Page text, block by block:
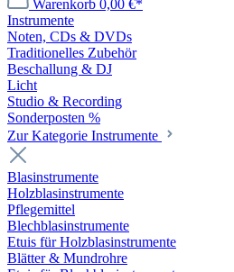
Warenkorb 0,00 €*
Instrumente
Noten, CDs & DVDs
Traditionelles Zubehör
Beschallung & DJ
Licht
Studio & Recording
Sonderposten %
Zur Kategorie Instrumente
Blasinstrumente
Holzblasinstrumente
Pflegemittel
Blechblasinstrumente
Etuis für Holzblasinstrumente
Blätter & Mundrohre